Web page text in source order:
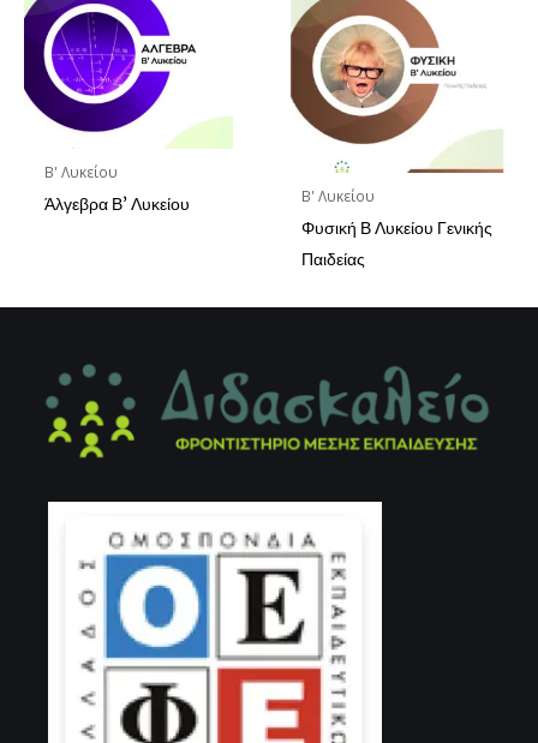
Β' Λυκείου
Άλγεβρα Β’ Λυκείου Β' Λυκείου
Φυσική Β Λυκείου Γενικής
Παιδείας